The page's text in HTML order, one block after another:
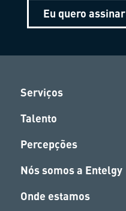
Eu quero assinar
Serviços
Talento
Percepções
Nós somos a Entelgy
Onde estamos